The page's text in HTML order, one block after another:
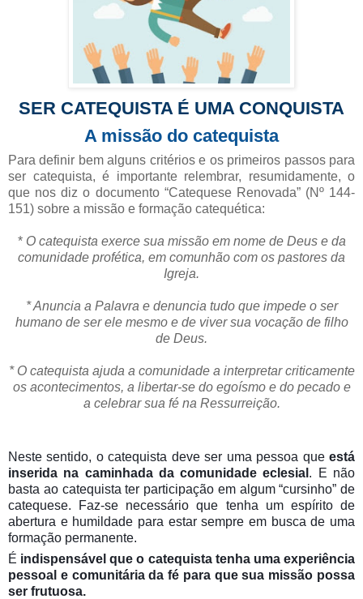
SER CATEQUISTA É UMA CONQUISTA
A missão do catequista
Para definir bem alguns critérios e os primeiros passos para
ser catequista, é importante relembrar, resumidamente, o
que nos diz o documento “Catequese Renovada” (Nº 144-
151) sobre a missão e formação catequética:
* O catequista exerce sua missão em nome de Deus e da
comunidade profética, em comunhão com os pastores da
Igreja.
* Anuncia a Palavra e denuncia tudo que impede o ser
humano de ser ele mesmo e de viver sua vocação de filho
de Deus.
* O catequista ajuda a comunidade a interpretar criticamente
os acontecimentos, a libertar-se do egoísmo e do pecado e
a celebrar sua fé na Ressurreição.
Neste sentido, o catequista deve ser uma pessoa que está
inserida na caminhada da comunidade eclesial . E não
basta ao catequista ter participação em algum “cursinho” de
catequese. Faz-se necessário que tenha um espírito de
abertura e humildade para estar sempre em busca de uma
formação permanente.
É indispensável que o catequista tenha uma experiência
pessoal e comunitária da fé para que sua missão possa
ser frutuosa.